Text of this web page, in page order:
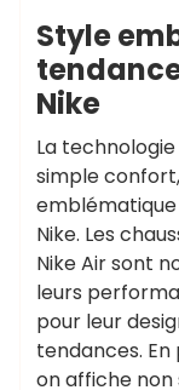
Style
Nike
La
simple
Nike. Les
Nike Air sont
leurs
pour leur
tendances.
on affiche